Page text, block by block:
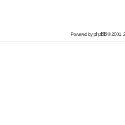
Powered byphpBB© 2001,